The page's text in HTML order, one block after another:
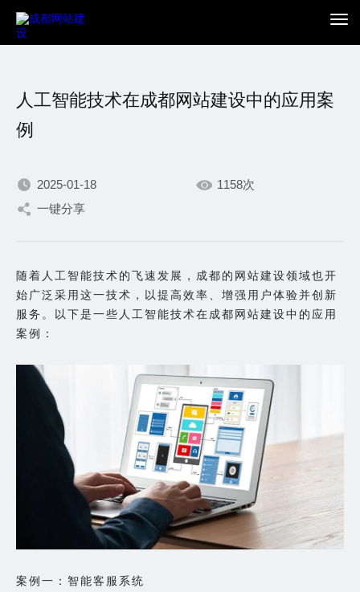
我们不断积累持续专注，
出色的你。
人工智能技术在成都网站建设中的应用案
例
2025-01-18
1158次
一键分享
随着人工智能技术的飞速发展，成都的网站建设领域也开
始广泛采用这一技术，以提高效率、增强用户体验并创新
服务。以下是一些人工智能技术在成都网站建设中的应用
案例：
案例一：智能客服系统